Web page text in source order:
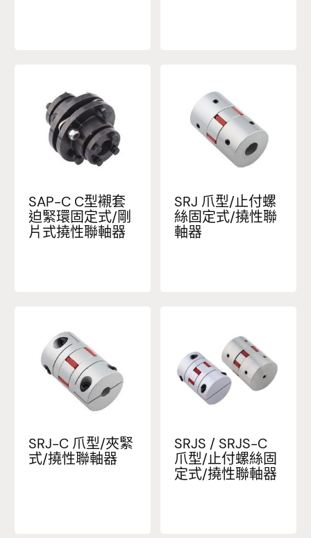
SAP-C C型襯套
迫緊環固定式/剛
片式撓性聯軸器
SRJ 爪型/止付螺
絲固定式/撓性聯
軸器
SRJ-C 爪型/夾緊
式/撓性聯軸器
SRJS / SRJS-C
爪型/止付螺絲固
定式/撓性聯軸器